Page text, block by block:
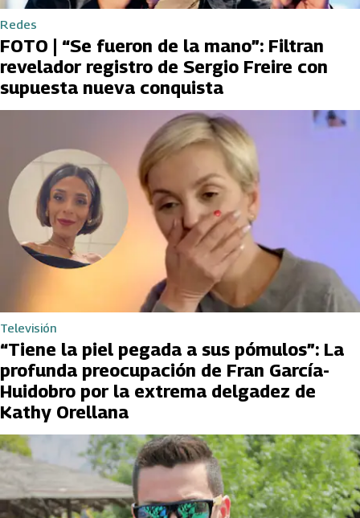
Redes
FOTO | “Se fueron de la mano”: Filtran
revelador registro de Sergio Freire con
supuesta nueva conquista
Televisión
“Tiene la piel pegada a sus pómulos”: La
profunda preocupación de Fran García-
Huidobro por la extrema delgadez de
Kathy Orellana